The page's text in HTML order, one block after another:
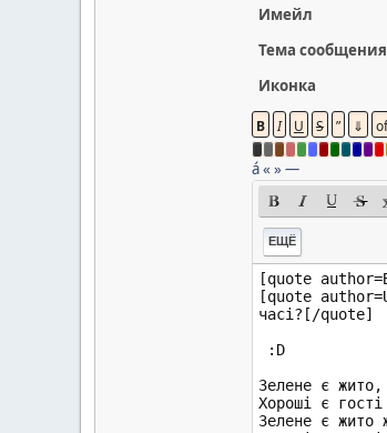
Имейл
Тема сообщения
Иконка
á« »—
ЕЩЁ